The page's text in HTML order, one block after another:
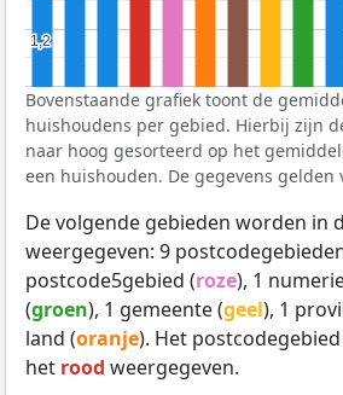
1,2
1,2
Bovenstaande grafiek toont de
huishoudens per gebied. Hierbij zijn
naar hoog gesorteerd op het
een huishouden. De gegevens gelden
De volgende gebieden worden in
weergegeven: 9
postcode5gebied (roze), 1
(groen), 1 gemeente (geel), 1
land (oranje). Het
het rood weergegeven.